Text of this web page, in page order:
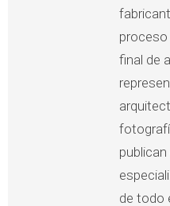
final de
de todo